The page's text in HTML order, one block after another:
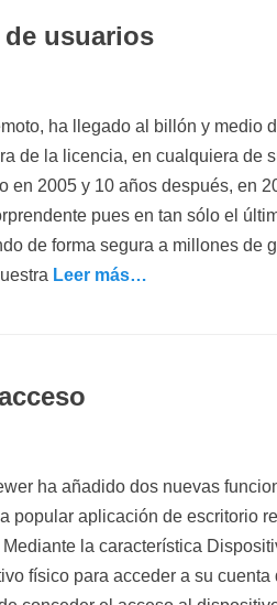
usuarios
ha llegado al billón y medio
de la licencia, en cualquiera de
en 2005 y 10 años después, en
pues en tan sólo el
de forma segura a millones de
Leer más…
ha añadido dos nuevas
popular aplicación de escritorio
la característica
físico para acceder a su cuenta